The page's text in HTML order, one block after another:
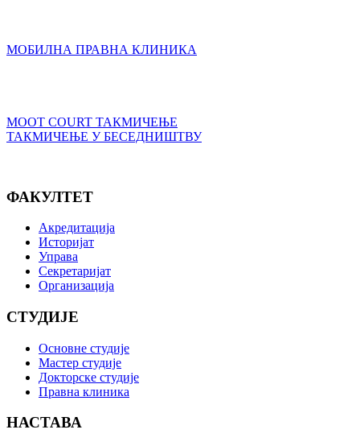
МОБИЛНА ПРАВНА КЛИНИКА
MOOT COURT ТАКМИЧЕЊЕ
ТАКМИЧЕЊЕ У БЕСЕДНИШТВУ
ФАКУЛТЕТ
Акредитација
Историјат
Управа
Секретаријат
Организација
СТУДИЈЕ
Основне студије
Мастер студије
Докторске студије
Правна клиника
НАСТАВА